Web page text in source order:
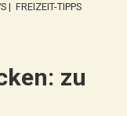
| FREIZEIT-TIPPS
zu